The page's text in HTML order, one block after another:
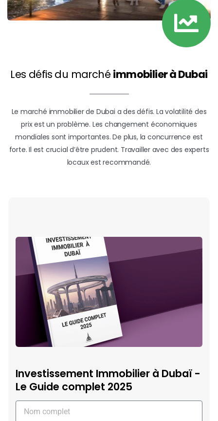
Les défis du marché immobilier à Dubai
Le marché immobilier de Dubai a des défis. La volatilité des
prix est un problème. Les changement économiques
mondiales sont importantes. De plus, la concurrence est
forte. Il est crucial d’être prudent. Travailler avec des experts
locaux est recommandé.
Investissement Immobilier à Dubaï -
Le Guide complet 2025
Complet